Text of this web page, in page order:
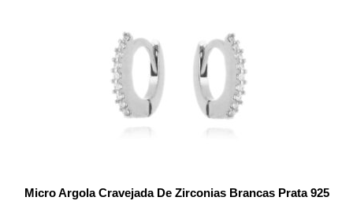
Micro Argola Cravejada De Zirconias Brancas Prata 925